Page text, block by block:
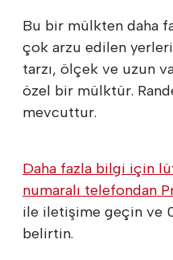
Bu bir mülkten daha
çok arzu edilen
tarzı, ölçek ve uzun
özel bir mülktür.
mevcuttur.
Daha fazla bilgi için
numaralı telefondan
ile iletişime geçin ve
belirtin.